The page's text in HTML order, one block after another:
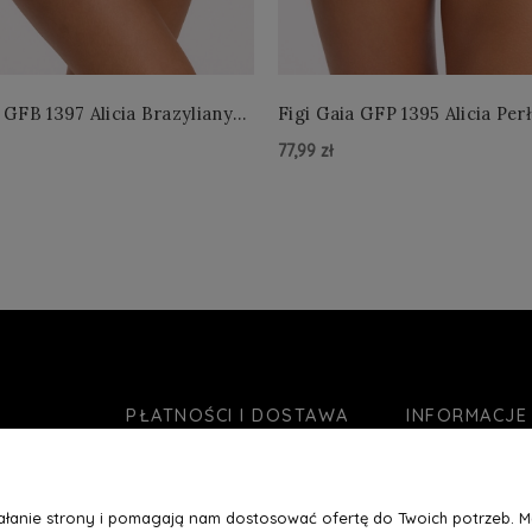
1397 Alicia Brazyliany
Figi Gaia GFP 1395 Alicia
77,99 zł
PŁATNOŚCI I DOSTAWA
Koszty wysyłki
INFORMACJE
Blog
strony i pomagają nam dostosować ofertę do Twoich potrzeb.